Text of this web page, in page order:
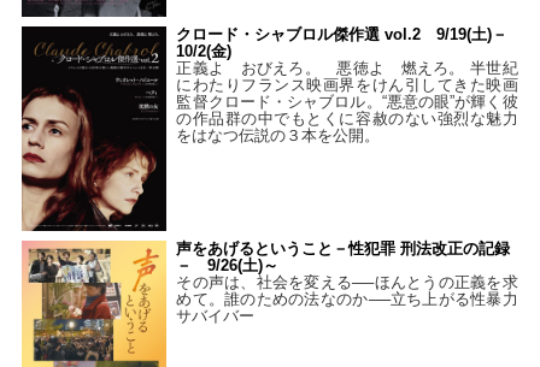
クロード・シャブロル傑作選 vol.2 9/19(土)－
10/2(金)
正義よ おびえろ。 悪徳よ 燃えろ。 半世紀
にわたりフランス映画界をけん引してきた映画
監督クロード・シャブロル。“悪意の眼”が輝く彼
の作品群の中でもとくに容赦のない強烈な魅力
をはなつ伝説の３本を公開。
声をあげるということ－性犯罪 刑法改正の記録
－ 9/26(土)～
その声は、社会を変える──ほんとうの正義を求
めて。誰のための法なのか──立ち上がる性暴力
サバイバー